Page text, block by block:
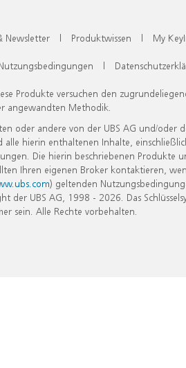
Newsletter | Produktwissen | My
|
Produkte versuchen den
angewandten Methodik.
andere von der UBS AG und/oder
hierin enthaltenen Inhalte,
Die hierin beschriebenen Produkte
Ihren eigenen Broker kontaktieren,
) geltenden
UBS AG, 1998 - 2026. Das
sein. Alle Rechte vorbehalten.